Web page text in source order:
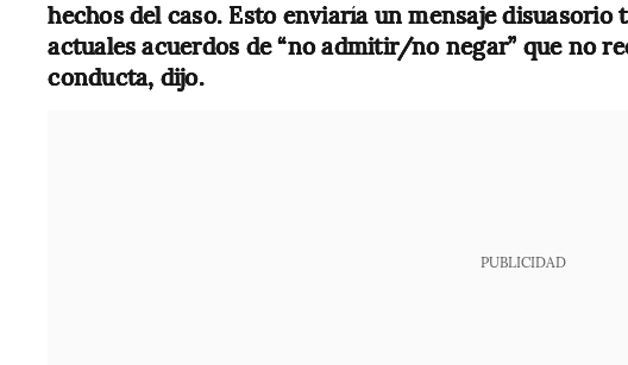
hechos del caso. Esto enviaría un mensaje
actuales acuerdos de “no admitir/no negar” que no
conducta, dijo.
PUBLICIDAD